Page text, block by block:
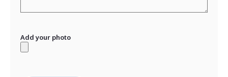
Add your photo